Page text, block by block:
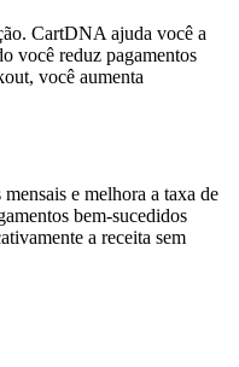
CartDNA ajuda você a
você reduz pagamentos
você aumenta
e melhora a taxa de
bem-sucedidos
a receita sem